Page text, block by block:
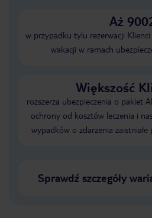
Aż
w przypadku tylu rezerwacji
wakacji w ramach
Większość
rozszerza ubezpieczenia o pakiet
ochrony od kosztów leczenia i
wypadków o zdarzenia
Sprawdź szczegóły